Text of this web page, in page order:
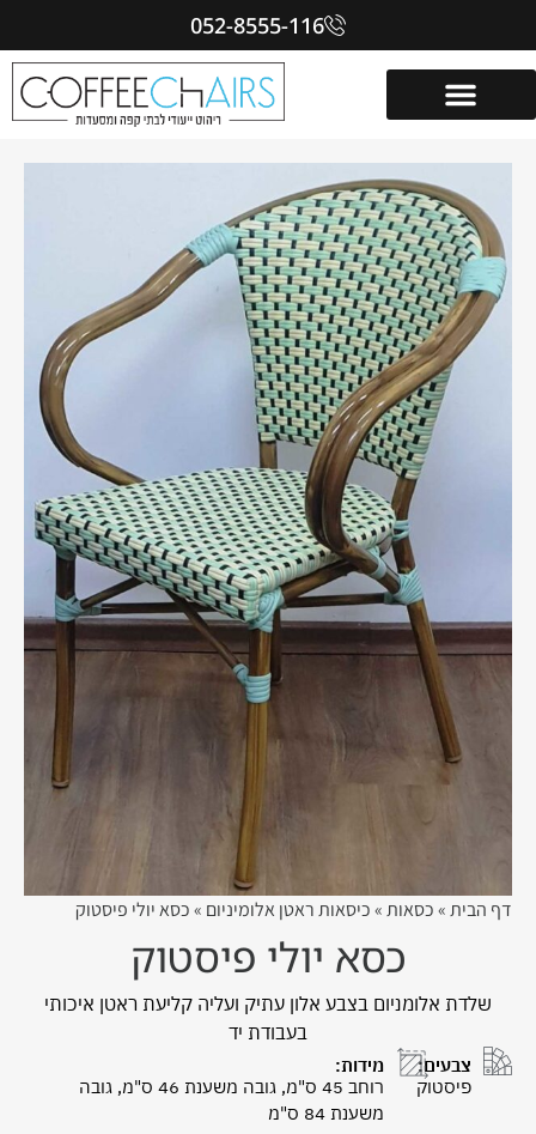
052-8555-116
דף הבית»כסאות»כיסאות ראטן אלומיניום »כסא יולי פיסטוק
כסא יולי פיסטוק
שלדת אלומניום בצבע אלון עתיק ועליה קליעת ראטן איכותי
בעבודת יד
צבעים:
פיסטוק
מידות:
רוחב 45 ס"מ, גובה משענת 46 ס"מ, גובה
משענת 84 ס"מ